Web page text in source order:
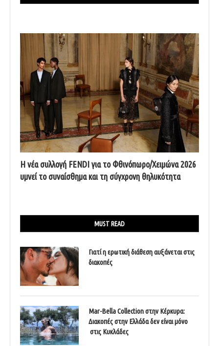
Η νέα συλλογή FENDI για το Φθινόπωρο/Χειμώνα 2026
υμνεί το συναίσθημα και τη σύγχρονη θηλυκότητα
MUST READ
Γιατί η ερωτική διάθεση αυξάνεται στις
διακοπές
Mar-Bella Collection στην Κέρκυρα:
Διακοπές στην Ελλάδα δεν είναι μόνο
στις Κυκλάδες